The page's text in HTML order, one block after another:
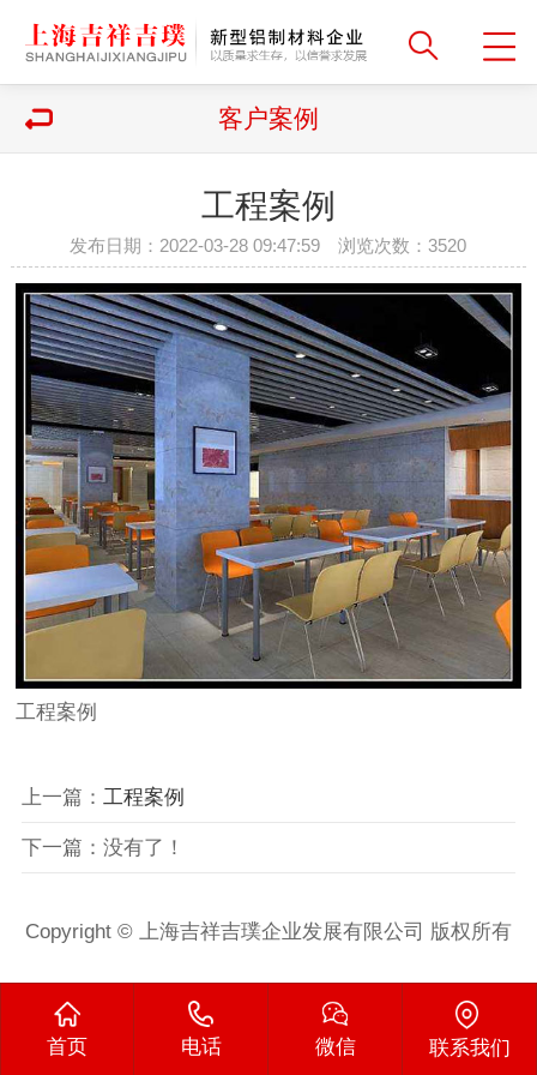
客户案例
工程案例
发布日期：2022-03-28 09:47:59 浏览次数：3520
工程案例
上一篇： 工程案例
下一篇：没有了！
Copyright © 上海吉祥吉璞企业发展有限公司 版权所有
首页 电话 微信 联系我们